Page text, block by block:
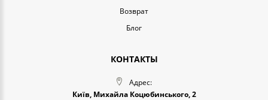
Возврат
Блог
КОНТАКТЫ
Адрес:
Київ, Михайла Коцюбинського, 2